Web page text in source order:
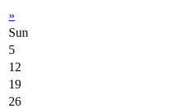
»
Sun
5
12
19
26